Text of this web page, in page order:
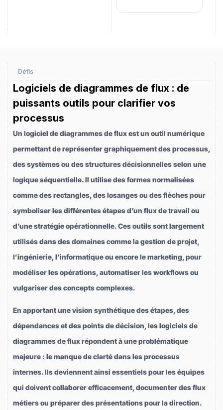
Défis
Logiciels de diagrammes de flux : de
puissants outils pour clarifier vos
processus
Un logiciel de diagrammes de flux est un outil numérique
permettant de représenter graphiquement des processus,
des systèmes ou des structures décisionnelles selon une
logique séquentielle. Il utilise des formes normalisées
comme des rectangles, des losanges ou des flèches pour
symboliser les différentes étapes d’un flux de travail ou
d’une stratégie opérationnelle. Ces outils sont largement
utilisés dans des domaines comme la gestion de projet,
l’ingénierie, l’informatique ou encore le marketing, pour
modéliser les opérations, automatiser les workflows ou
vulgariser des concepts complexes.
En apportant une vision synthétique des étapes, des
dépendances et des points de décision, les logiciels de
diagrammes de flux répondent à une problématique
majeure : le manque de clarté dans les processus
internes. Ils deviennent ainsi essentiels pour les équipes
qui doivent collaborer efficacement, documenter des flux
métiers ou préparer des présentations pour la direction.